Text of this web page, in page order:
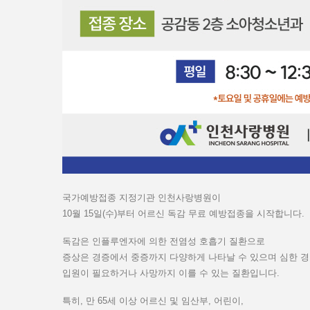
국가예방접종 지정기관 인천사랑병원이
10월 15일(수)부터 어르신 독감 무료 예방접종을 시작합니다.
독감은 인플루엔자에 의한 전염성 호흡기 질환으로
증상은 경증에서 중증까지 다양하게 나타날 수 있으며 심한
입원이 필요하거나 사망까지 이를 수 있는 질환입니다.
특히, 만 65세 이상 어르신 및 임산부, 어린이,